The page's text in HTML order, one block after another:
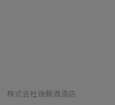
株式会社後藤酒造店